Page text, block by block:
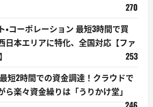
270
コーポレーション 最短3時間で買
日本エリアに特化、全国対応【ファ
253
短2時間での資金調達！クラウドで
ら楽々資金繰りは「うりかけ堂」